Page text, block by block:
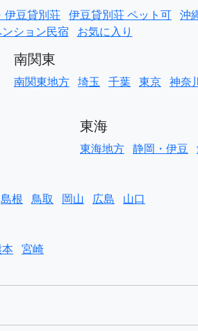
伊豆貸別荘 伊豆貸別荘 ペット可 沖
ション民宿 お気に入り
南関東
南関東地方 埼玉 千葉 東京 神奈
東海
東海地方 静岡・伊豆
島根 鳥取 岡山 広島 山口
宮崎